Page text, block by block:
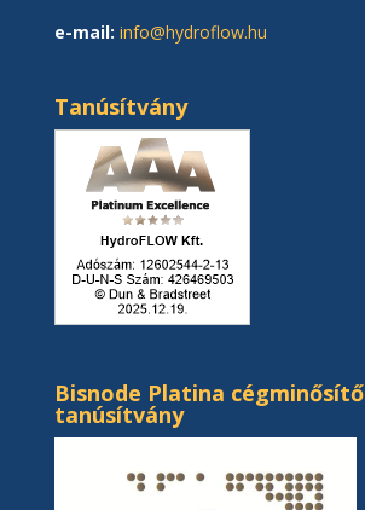
e-mail: info@hydroflow.hu
Tanúsítvány
Bisnode Platina cégminősítő
tanúsítvány